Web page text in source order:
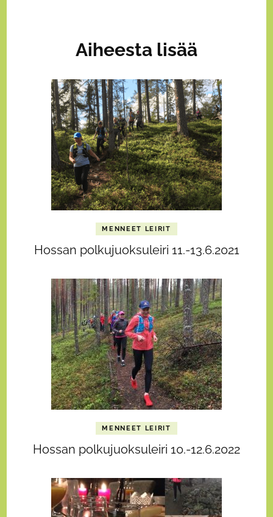
Aiheesta lisää
MENNEET LEIRIT
Hossan polkujuoksuleiri 11.-13.6.2021
MENNEET LEIRIT
Hossan polkujuoksuleiri 10.-12.6.2022